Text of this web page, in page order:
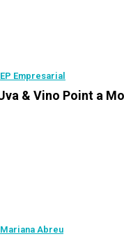
EP Empresarial
& Vino Point a
Mariana Abreu